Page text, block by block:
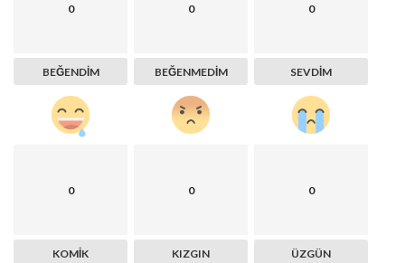
0
BEĞENDIM
0
BEĞENMEDIM
0
SEVDIM
0
KOMIK
0
KIZGIN
0
ÜZGÜN